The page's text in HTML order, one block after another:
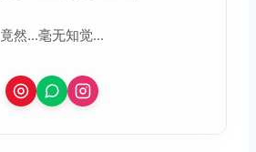
竟然...毫无知觉...